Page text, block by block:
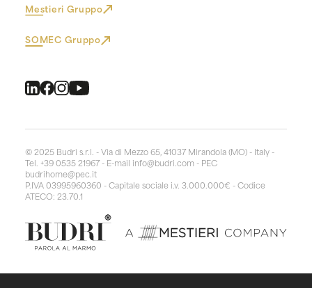
Mestieri Gruppo
SOMEC Gruppo
© 2025 Budri s.r.l. - Via di Mezzo 65, 41037 Mirandola (MO) - Italy -
Tel. +39 0535 21967 - E-mail info@budri.com - PEC
budrihome@pec.it
P.IVA 03995960360 - Capitale sociale i.v. 3.000.000€ - Codice
ATECO: 23.70.1